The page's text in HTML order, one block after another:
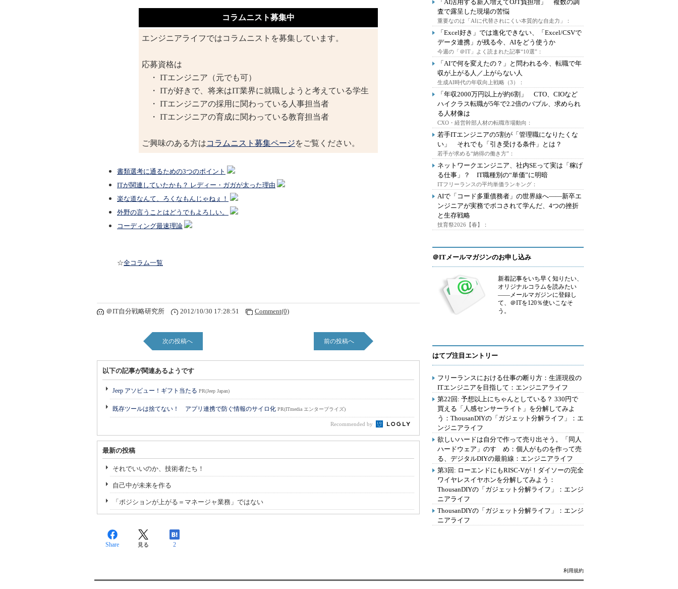
コラムニスト募集中
エンジニアライフではコラムニストを募集しています。
応募資格は
・ ITエンジニア（元でも可）
・ ITが好きで、将来はIT業界に就職しようと考えている学生
・ ITエンジニアの採用に関わっている人事担当者
・ ITエンジニアの育成に関わっている教育担当者
ご興味のある方はコラムニスト募集ページをご覧ください。
書類選考に通るための3つのポイント
ITが関連していたかも？ レディー・ガガが太った理由
楽な道なんて、ろくなもんじゃねぇ！
外野の言うことはどうでもよろしい。
コーディング最速理論
☆全コラム一覧
＠IT自分戦略研究所 2012/10/30 17:28:51 Comment(0)
次の投稿へ 前の投稿へ
以下の記事が関連あるようです
Jeep アソビュー！ギフト当たる PR(Jeep Japan)
既存ツールは捨てない！ アプリ連携で防ぐ情報のサイロ化 PR(ITmedia エンタープライズ)
Recommended by
最新の投稿
それでいいのか、技術者たち！
自己中が未来を作る
「ポジションが上がる＝マネージャ業務」ではない
Share 見る 2
「AI活用する新人増えてOJT負担増」 複数の調
査で露呈した現場の苦悩
重要なのは「AIに代替されにくい本質的な自走力」：
「Excel好き」では進化できない、「Excel/CSVで
データ連携」が残る今、AIをどう使うか
今週の「＠IT」よく読まれた記事“10選”：
「AIで何を変えたの？」と問われる今、転職で年
収が上がる人／上がらない人
生成AI時代の年収向上戦略（3）：
「年収2000万円以上が約6割」 CTO、CIOなど
ハイクラス転職が5年で2.2倍のバブル、求められ
る人材像は
CXO・経営幹部人材の転職市場動向：
若手ITエンジニアの5割が「管理職になりたくな
い」 それでも「引き受ける条件」とは？
若手が求める“納得の働き方”：
ネットワークエンジニア、社内SEって実は「稼げ
る仕事」？ IT職種別の“単価”に明暗
ITフリーランスの平均単価ランキング：
AIで「コード多重債務者」の世界線へ――新卒エ
ンジニアが実務でボコされて学んだ、4つの挫折
と生存戦略
技育祭2026【春】：
＠ITメールマガジンのお申し込み
新着記事をいち早く知りたい、
オリジナルコラムを読みたい
――メールマガジンに登録し
て、＠ITを120％使いこなそ
う。
はてブ注目エントリー
フリーランスにおける仕事の断り方：生涯現役の
ITエンジニアを目指して：エンジニアライフ
第22回: 予想以上にちゃんとしている？ 330円で
買える「人感センサーライト」を分解してみよ
う：ThousanDIYの「ガジェット分解ライフ」：エ
ンジニアライフ
欲しいハードは自分で作って売り出そう。「同人
ハードウェア」のすゝめ：個人がものを作って売
る、デジタルDIYの最前線：エンジニアライフ
第3回: ローエンドにもRISC-Vが！ダイソーの完全
ワイヤレスイヤホンを分解してみよう：
ThousanDIYの「ガジェット分解ライフ」：エンジ
ニアライフ
ThousanDIYの「ガジェット分解ライフ」：エンジ
ニアライフ
利用規約